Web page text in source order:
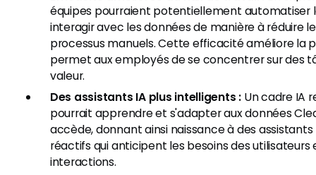
équipes pourraient potentiellement automatiser
interagir avec les données de manière à réduire
processus manuels. Cette efficacité améliore la
permet aux employés de se concentrer sur des
valeur.
Des assistants IA plus intelligents : Un cadre IA
pourrait apprendre et s'adapter aux données
accède, donnant ainsi naissance à des
réactifs qui anticipent les besoins des
interactions.